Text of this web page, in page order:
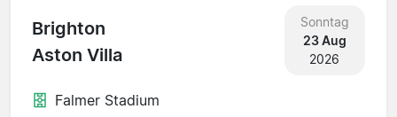
Brighton
Aston Villa
Sonntag
23 Aug
2026
Falmer Stadium